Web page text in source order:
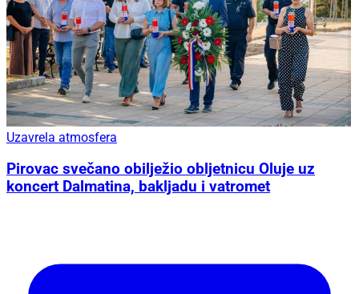
Uzavrela atmosfera
Pirovac svečano obilježio obljetnicu Oluje uz
koncert Dalmatina, bakljadu i vatromet